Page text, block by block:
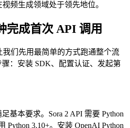
频生成领域处于领先地位。
完成首次 API 调用
们先用最简单的方式跑通整个流
：安装 SDK、配置认证、发起第
基本要求。Sora 2 API 需要 Python
Python 3.10+。安装 OpenAI Python